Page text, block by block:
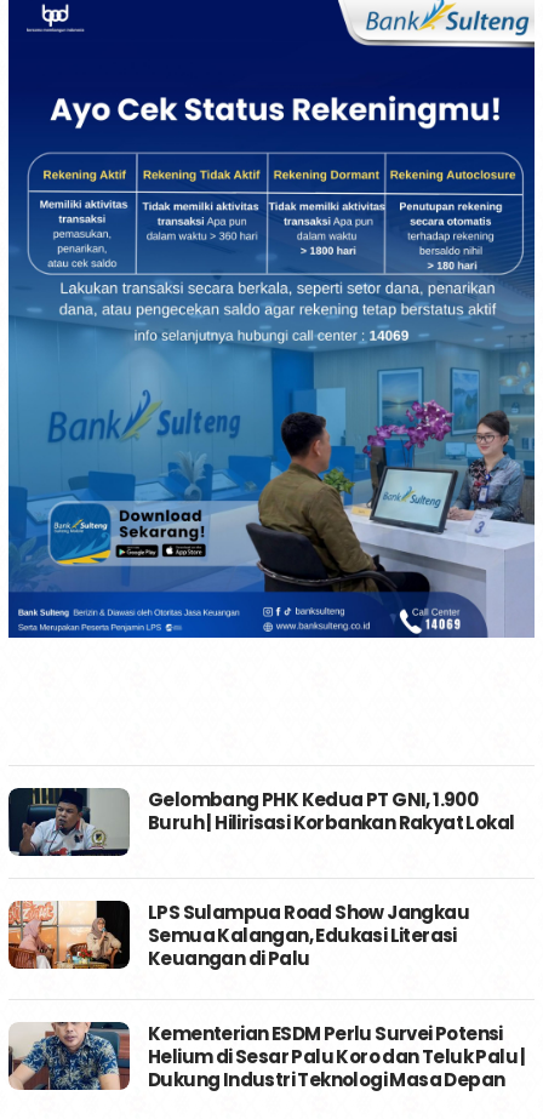
Gelombang PHK Kedua PT GNI, 1.900
Buruh | Hilirisasi Korbankan Rakyat Lokal
LPS Sulampua Road Show Jangkau
Semua Kalangan, Edukasi Literasi
Keuangan di Palu
Kementerian ESDM Perlu Survei Potensi
Helium di Sesar Palu Koro dan Teluk Palu |
Dukung Industri Teknologi Masa Depan